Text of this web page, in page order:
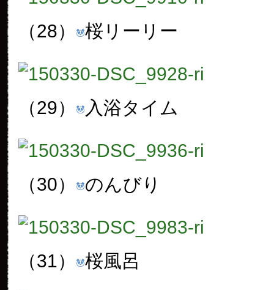
（28） 桜リーリー
（29） 入浴タイム
（30） のんびり
（31） 桜風呂